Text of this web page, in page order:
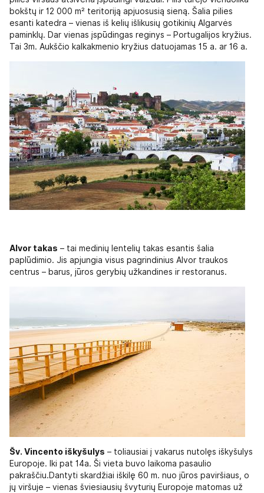
bokštų ir 12 000 m² teritoriją apjuosusią sieną. Šalia pilies
esanti katedra – vienas iš kelių išlikusių gotikinių Algarvės
paminklų. Dar vienas įspūdingas reginys – Portugalijos kryžius.
Tai 3m. Aukščio kalkakmenio kryžius datuojamas 15 a. ar 16 a.
Alvor takas – tai medinių lentelių takas esantis šalia
paplūdimio. Jis apjungia visus pagrindinius Alvor traukos
centrus – barus, jūros gerybių užkandines ir restoranus.
Šv. Vincento iškyšulys – toliausiai į vakarus nutolęs iškyšulys
Europoje. Iki pat 14a. Ši vieta buvo laikoma pasaulio
pakraščiu.Dantyti skardžiai iškilę 60 m. nuo jūros paviršiaus, o
jų viršuje – vienas šviesiausių švyturių Europoje matomas už